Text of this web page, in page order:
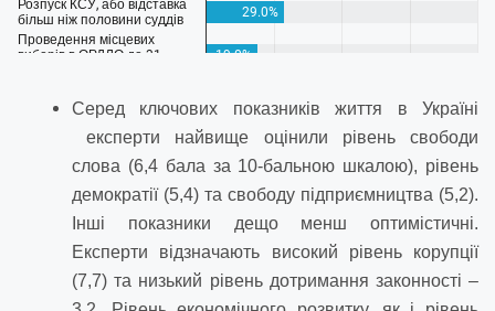
Серед ключових показників життя в Україні
експерти найвище оцінили рівень свободи
слова (6,4 бала за 10-бальною шкалою), рівень
демократії (5,4) та свободу підприємництва (5,2).
Інші показники дещо менш оптимістичні.
Експерти відзначають високий рівень корупції
(7,7) та низький рівень дотримання законності –